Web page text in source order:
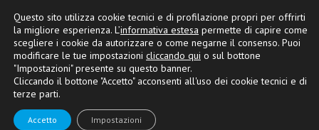
Questo sito utilizza cookie tecnici e di profilazione propri per offrirti
la migliore esperienza. L’informativa estesa permette di capire come
scegliere i cookie da autorizzare o come negarne il consenso. Puoi
modificare le tue impostazioni cliccando qui o sul bottone
"Impostazioni" presente su questo banner.
Cliccando il bottone "Accetto" acconsenti all'uso dei cookie tecnici e di
terze parti.
Accetto Impostazioni